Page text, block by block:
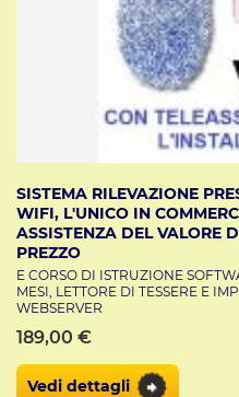
SISTEMA RILEVAZIONE
WIFI, L'UNICO IN
ASSISTENZA DEL VALORE
PREZZO
E CORSO DI ISTRUZIONE
MESI, LETTORE DI TESSERE E
WEBSERVER
189,00 €
Vedi dettagli